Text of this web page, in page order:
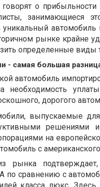
о
занимающиеся
автомобиль
рынке крайне
определенные виды
- самая большая
автомобиль
необходимость
дорогого
выпускаемые
решениями
на
с
рынка
сравнению с
класса люкс.